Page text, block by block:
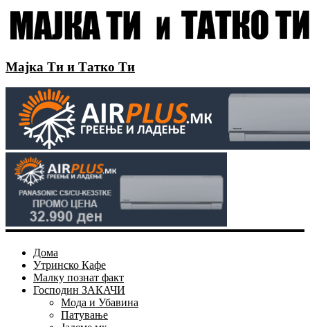
Мајка Ти и Татко Ти
Дома
Утринско Кафе
Малку познат факт
Господин ЗАКАЧИ
Мода и Убавина
Патување